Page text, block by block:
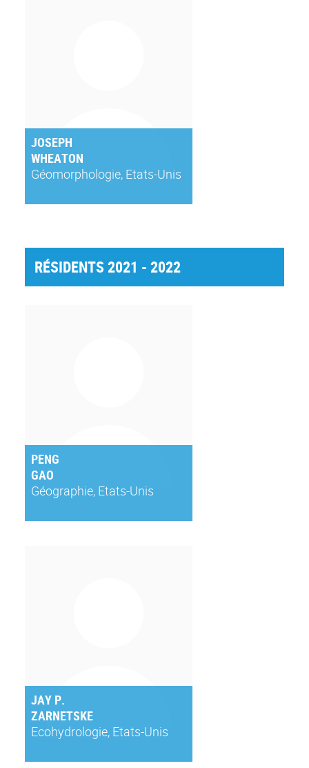
JOSEPH
WHEATON
Géomorphologie, Etats-Unis
RÉSIDENTS 2021 - 2022
PENG
GAO
Géographie, Etats-Unis
JAY P.
ZARNETSKE
Ecohydrologie, Etats-Unis